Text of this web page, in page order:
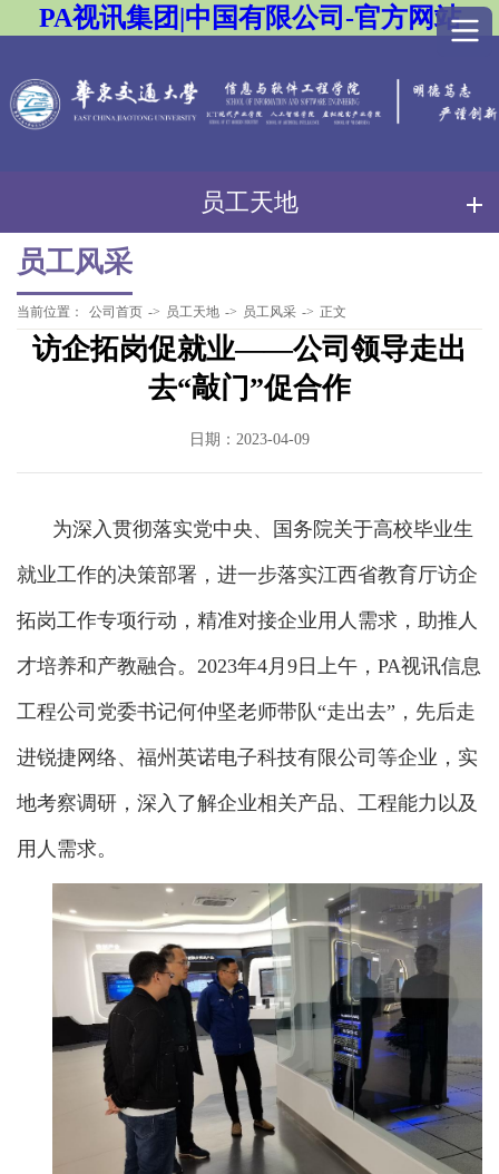
PA视讯集团|中国有限公司-官方网站
员工天地
员工风采
当前位置： 公司首页 -> 员工天地 -> 员工风采 -> 正文
访企拓岗促就业——公司领导走出
去“敲门”促合作
日期：2023-04-09
为深入贯彻落实党中央、国务院关于高校毕业生
就业工作的决策部署，进一步落实江西省教育厅访企
拓岗工作专项行动，精准对接企业用人需求，助推人
才培养和产教融合。2023年4月9日上午，PA视讯信息
工程公司党委书记何仲坚老师带队“走出去”，先后走
进锐捷网络、福州英诺电子科技有限公司等企业，实
地考察调研，深入了解企业相关产品、工程能力以及
用人需求。